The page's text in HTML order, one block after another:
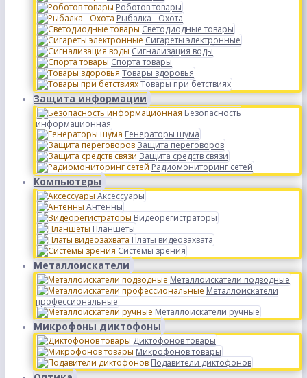
Роботов товары
Рыбалка - Охота
Светодиодные товары
Сигареты электронные
Сигнализация воды
Спорта товары
Товары здоровья
Товары при бетствиях
Защита информации
Безопасность
информационная
Генераторы шума
Защита переговоров
Защита средств связи
Радиомониторинг сетей
Компьютеры
Аксессуары
Антенны
Видеорегистраторы
Планшеты
Платы видеозахвата
Системы зрения
Металлоискатели
Металлоискатели подводные
Металлоискатели
профессиональные
Металлоискатели ручные
Микрофоны диктофоны
Диктофонов товары
Микрофонов товары
Подавители диктофонов